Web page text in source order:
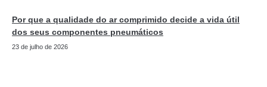
Por que a qualidade do ar comprimido decide a vida útil
dos seus componentes pneumáticos
23 de julho de 2026